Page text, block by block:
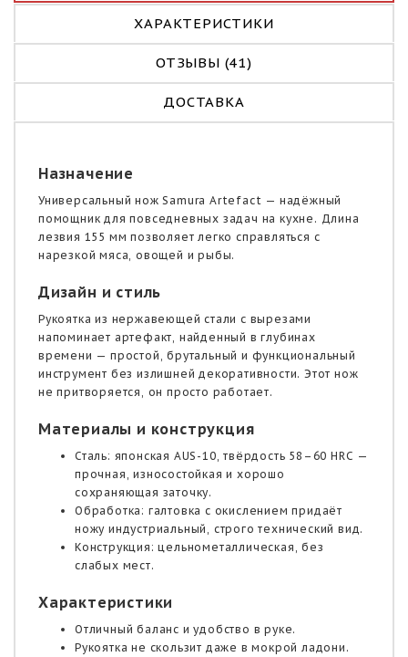
ХАРАКТЕРИСТИКИ
ОТЗЫВЫ (41)
ДОСТАВКА
Назначение
Универсальный нож Samura Artefact — надёжный
помощник для повседневных задач на кухне. Длина
лезвия 155 мм позволяет легко справляться с
нарезкой мяса, овощей и рыбы.
Дизайн и стиль
Рукоятка из нержавеющей стали с вырезами
напоминает артефакт, найденный в глубинах
времени — простой, брутальный и функциональный
инструмент без излишней декоративности. Этот нож
не притворяется, он просто работает.
Материалы и конструкция
Сталь: японская AUS-10, твёрдость 58–60 HRC —
прочная, износостойкая и хорошо
сохраняющая заточку.
Обработка: галтовка с окислением придаёт
ножу индустриальный, строго технический вид.
Конструкция: цельнометаллическая, без
слабых мест.
Характеристики
Отличный баланс и удобство в руке.
Рукоятка не скользит даже в мокрой ладони.